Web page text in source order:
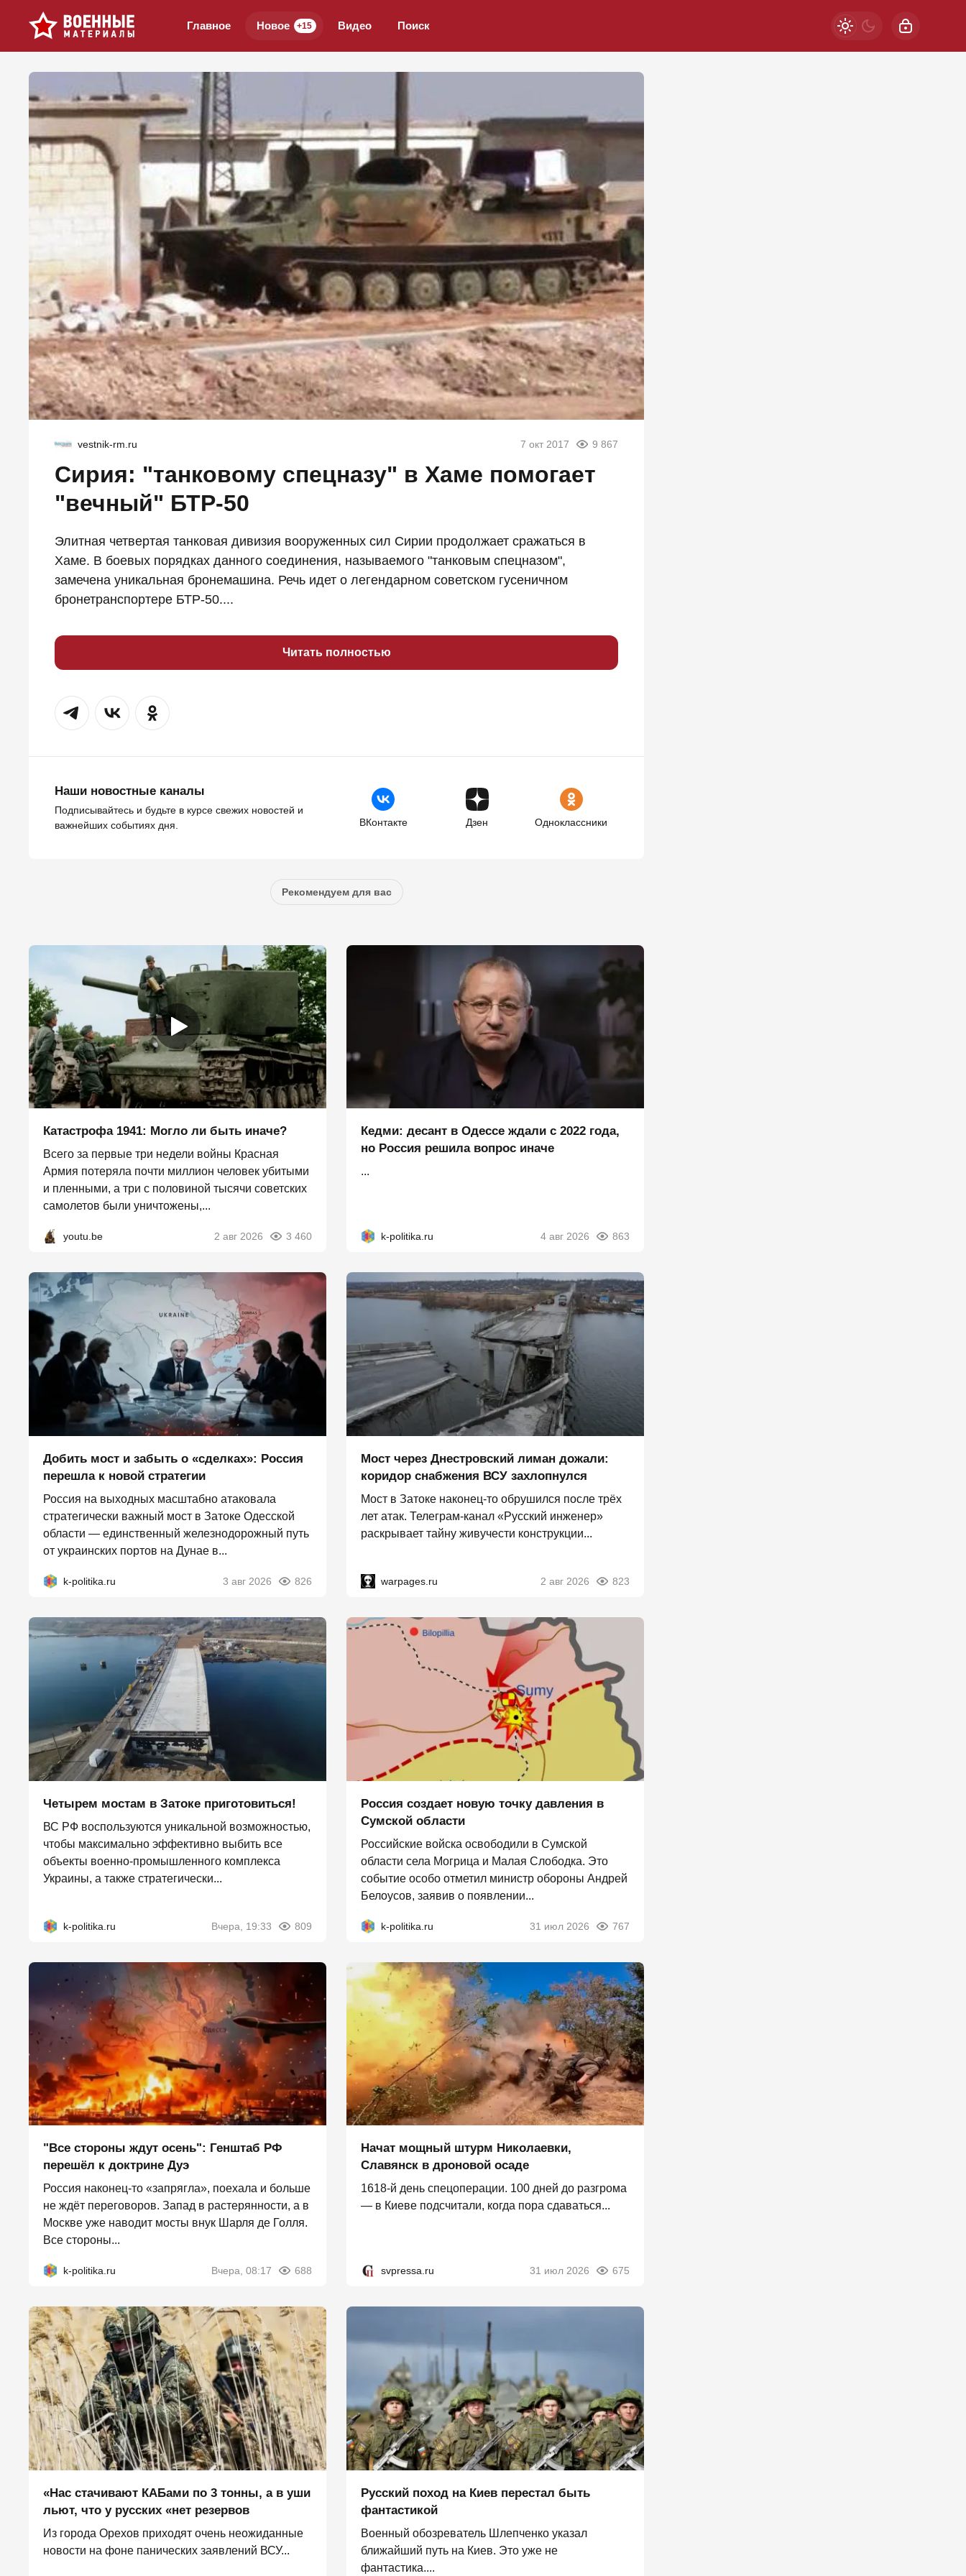
Главное Новое +15 Видео Поиск
vestnik-rm.ru 7 окт 2017 9 867
Сирия: "танковому спецназу" в Хаме помогает
"вечный" БТР-50
Элитная четвертая танковая дивизия вооруженных сил Сирии продолжает сражаться в
Хаме. В боевых порядках данного соединения, называемого "танковым спецназом",
замечена уникальная бронемашина. Речь идет о легендарном советском гусеничном
бронетранспортере БТР-50....
Читать полностью
Наши новостные каналы
Подписывайтесь и будьте в курсе свежих новостей и
важнейших событиях дня.
ВКонтакте Дзен Одноклассники
Рекомендуем для вас
Катастрофа 1941: Могло ли быть иначе?
Всего за первые три недели войны Красная
Армия потеряла почти миллион человек убитыми
и пленными, а три с половиной тысячи советских
самолетов были уничтожены,...
youtu.be 2 авг 2026 3 460
Кедми: десант в Одессе ждали с 2022 года,
но Россия решила вопрос иначе
...
k-politika.ru 4 авг 2026 863
Добить мост и забыть о «сделках»: Россия
перешла к новой стратегии
Россия на выходных масштабно атаковала
стратегически важный мост в Затоке Одесской
области — единственный железнодорожный путь
от украинских портов на Дунае в...
k-politika.ru 3 авг 2026 826
Мост через Днестровский лиман дожали:
коридор снабжения ВСУ захлопнулся
Мост в Затоке наконец-то обрушился после трёх
лет атак. Телеграм-канал «Русский инженер»
раскрывает тайну живучести конструкции...
warpages.ru 2 авг 2026 823
Четырем мостам в Затоке приготовиться!
ВС РФ воспользуются уникальной возможностью,
чтобы максимально эффективно выбить все
объекты военно-промышленного комплекса
Украины, а также стратегически...
k-politika.ru Вчера, 19:33 809
Россия создает новую точку давления в
Сумской области
Российские войска освободили в Сумской
области села Могрица и Малая Слободка. Это
событие особо отметил министр обороны Андрей
Белоусов, заявив о появлении...
k-politika.ru 31 июл 2026 767
"Все стороны ждут осень": Генштаб РФ
перешёл к доктрине Дуэ
Россия наконец-то «запрягла», поехала и больше
не ждёт переговоров. Запад в растерянности, а в
Москве уже наводит мосты внук Шарля де Голля.
Все стороны...
k-politika.ru Вчера, 08:17 688
Начат мощный штурм Николаевки,
Славянск в дроновой осаде
1618-й день спецоперации. 100 дней до разгрома
— в Киеве подсчитали, когда пора сдаваться...
svpressa.ru 31 июл 2026 675
«Нас стачивают КАБами по 3 тонны, а в уши
льют, что у русских «нет резервов
Из города Орехов приходят очень неожиданные
новости на фоне панических заявлений ВСУ...
Русский поход на Киев перестал быть
фантастикой
Военный обозреватель Шлепченко указал
ближайший путь на Киев. Это уже не
фантастика....